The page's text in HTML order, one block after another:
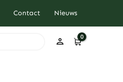
Contact Nieuws